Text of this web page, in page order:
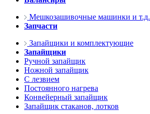
Мешкозашивочные машинки и т.д.
Запчасти
Запайщики и комплектующие
Запайщики
Ручной запайщик
Ножной запайщик
С лезвием
Постоянного нагрева
Конвейерный запайщик
Запайщик стаканов, лотков